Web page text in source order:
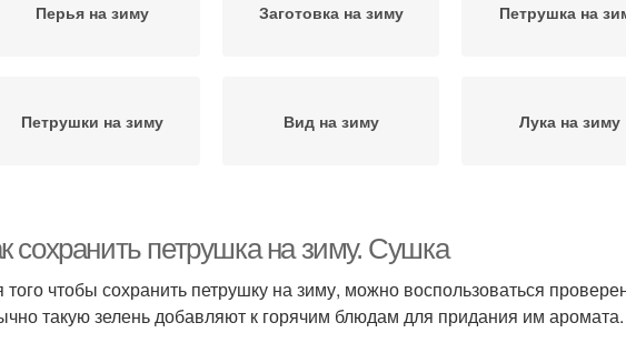
Перья на зиму Заготовка на зиму Петрушка на
Петрушки на зиму Вид на зиму Лука на зиму
сохранить петрушка на зиму. Сушка
того чтобы сохранить петрушку на зиму, можно воспользоваться
такую зелень добавляют к горячим блюдам для придания им аромата.